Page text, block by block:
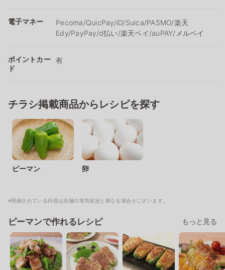
電子マネー
Pecoma/QuicPay/iD/Suica/PASMO/楽天
Edy/PayPay/d払い/楽天ペイ/auPAY/メルペイ
ポイントカー
ド
有
チラシ掲載商品からレシピを探す
ピーマン 卵
※明細されている内容は店舗の実売状況と異なる場合がございます。
ピーマンで作れるレシピ もっと見る